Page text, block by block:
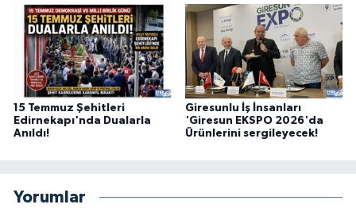
15 Temmuz Şehitleri
Edirnekapı'nda Dualarla
Anıldı!
Giresunlu İş İnsanları
'Giresun EKSPO 2026'da
Ürünlerini sergileyecek!
Yorumlar